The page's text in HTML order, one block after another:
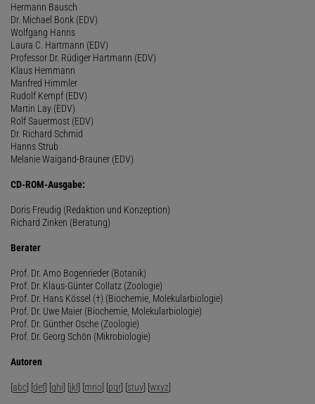
Hermann Bausch
Dr. Michael Bonk (EDV)
Wolfgang Hanns
Laura C. Hartmann (EDV)
Professor Dr. Rüdiger Hartmann (EDV)
Klaus Hemmann
Manfred Himmler
Rudolf Kempf (EDV)
Martin Lay (EDV)
Rolf Sauermost (EDV)
Dr. Richard Schmid
Hanns Strub
Melanie Waigand-Brauner (EDV)
CD-ROM-Ausgabe:
Doris Freudig (Redaktion und Konzeption)
Richard Zinken (Beratung)
Berater
Prof. Dr. Arno Bogenrieder (Botanik)
Prof. Dr. Klaus-Günter Collatz (Zoologie)
Prof. Dr. Hans Kössel (†) (Biochemie, Molekularbiologie)
Prof. Dr. Uwe Maier (Biochemie, Molekularbiologie)
Prof. Dr. Günther Osche (Zoologie)
Prof. Dr. Georg Schön (Mikrobiologie)
Autoren
[abc] [def] [ghi] [jkl] [mno] [pqr] [stuv] [wxyz]